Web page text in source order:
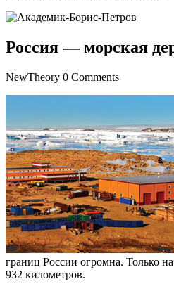
Россия — морская
NewTheory 0 Comments
границ России огромна. Только
932 километров.